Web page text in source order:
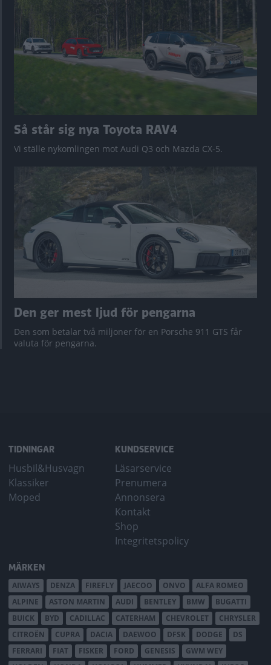
Så står sig nya Toyota RAV4
Vi ställe nykomlingen mot Audi Q3 och Mazda CX-5.
Den ger mest ljud för pengarna
Den som betalar två miljoner för en Porsche 911 GTS får
valuta för pengarna.
TIDNINGAR
Husbil&Husvagn
Klassiker
Moped
KUNDSERVICE
Läsarservice
Prenumera
Annonsera
Kontakt
Shop
Integritetspolicy
MÄRKEN
AIWAYS DENZA FIREFLY JAECOO ONVO
ALFA ROMEO
ALPINE
ASTON MARTIN AUDI BENTLEY BMW
BUGATTI
BUICK
BYD CADILLAC CATERHAM CHEVROLET
CHRYSLER
CITROËN
CUPRA DACIA DAEWOO DFSK DODGE
DS
FERRARI
FIAT FISKER FORD GENESIS
GWM WEY